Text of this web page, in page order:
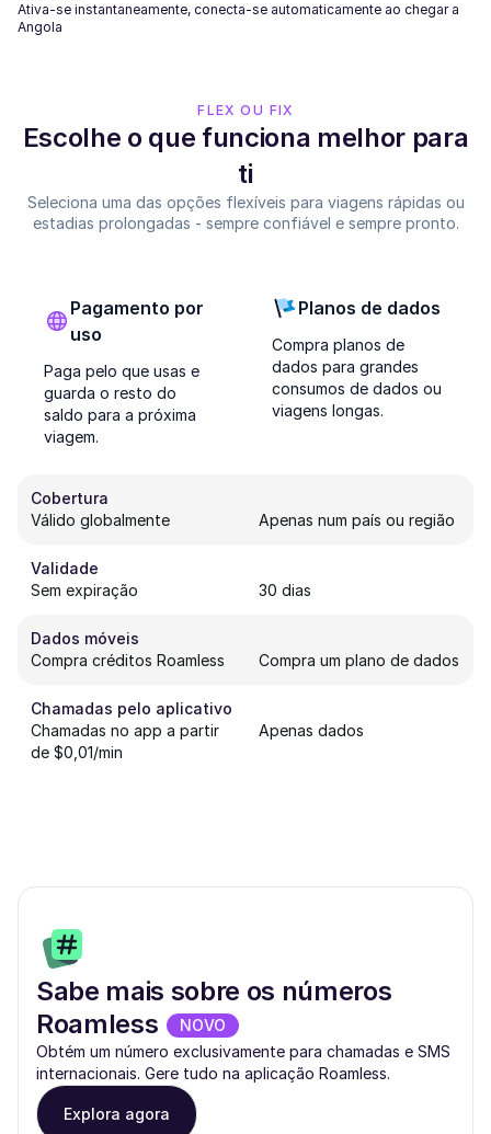
Ativa-se instantaneamente, conecta-se automaticamente ao chegar a
Angola
FLEX OU FIX
Escolhe o que funciona melhor para
ti
Seleciona uma das opções flexíveis para viagens rápidas ou
estadias prolongadas - sempre confiável e sempre pronto.
Pagamento por
uso
Paga pelo que usas e
guarda o resto do
saldo para a próxima
viagem.
Planos de dados
Compra planos de
dados para grandes
consumos de dados ou
viagens longas.
Cobertura
Válido globalmente
Apenas num país ou região
Validade
Sem expiração
30 dias
Dados móveis
Compra créditos Roamless
Compra um plano de dados
Chamadas pelo aplicativo
Chamadas no app a partir
de $0,01/min
Apenas dados
Sabe mais sobre os números
Roamless
NOVO
Obtém um número exclusivamente para chamadas e SMS
internacionais. Gere tudo na aplicação Roamless.
Explora agora